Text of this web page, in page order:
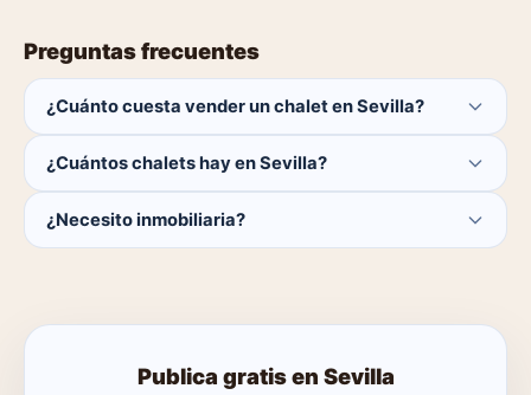
Preguntas frecuentes
¿Cuánto cuesta vender un chalet en Sevilla?
cierra la venta.
¿Cuántos chalets hay en Sevilla?
catálogo se actualiza a diario.
¿Necesito inmobiliaria?
Publica gratis en Sevilla